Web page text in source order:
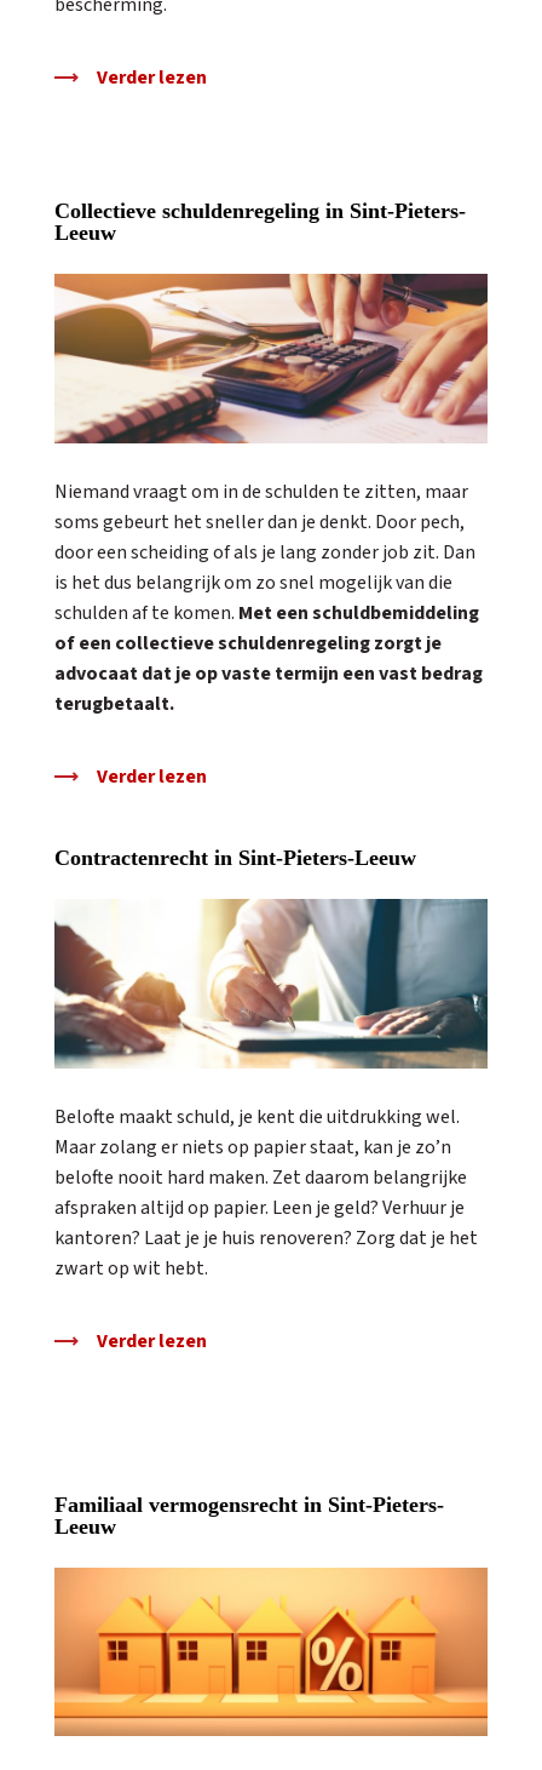
Verder lezen
Collectieve schuldenregeling in Sint-Pieters-
Leeuw
Niemand vraagt om in de schulden te zitten, maar
soms gebeurt het sneller dan je denkt. Door pech,
door een scheiding of als je lang zonder job zit. Dan
is het dus belangrijk om zo snel mogelijk van die
schulden af te komen. Met een schuldbemiddeling
of een collectieve schuldenregeling zorgt je
advocaat dat je op vaste termijn een vast bedrag
terugbetaalt.
Verder lezen
Contractenrecht in Sint-Pieters-Leeuw
Belofte maakt schuld, je kent die uitdrukking wel.
Maar zolang er niets op papier staat, kan je zo’n
belofte nooit hard maken. Zet daarom belangrijke
afspraken altijd op papier. Leen je geld? Verhuur je
kantoren? Laat je je huis renoveren? Zorg dat je het
zwart op wit hebt.
Verder lezen
Familiaal vermogensrecht in Sint-Pieters-
Leeuw